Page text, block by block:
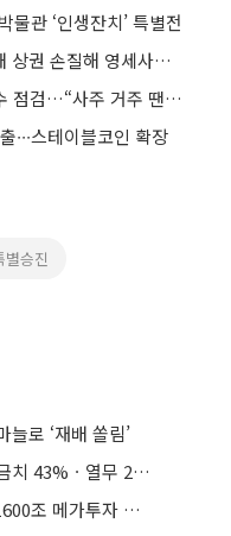
관 ‘인생잔치’ 특별전
묶였던 간이과세 푼 국세청…544개 상권 손질해 영세사업자 4만 명 숨통
국세청, 법인 고가주택 2630채 전수 점검…“사주 거주 땐 엄정 대응”
스테이블코인 확장
별승진
로 ‘재배 쏠림’
생산부터 밥상까지 덮친 폭염…시금치 43%ㆍ열무 28% 급등
용인·호남 반도체 산단 ‘속도전’…1600조 메가투자 이행 총력